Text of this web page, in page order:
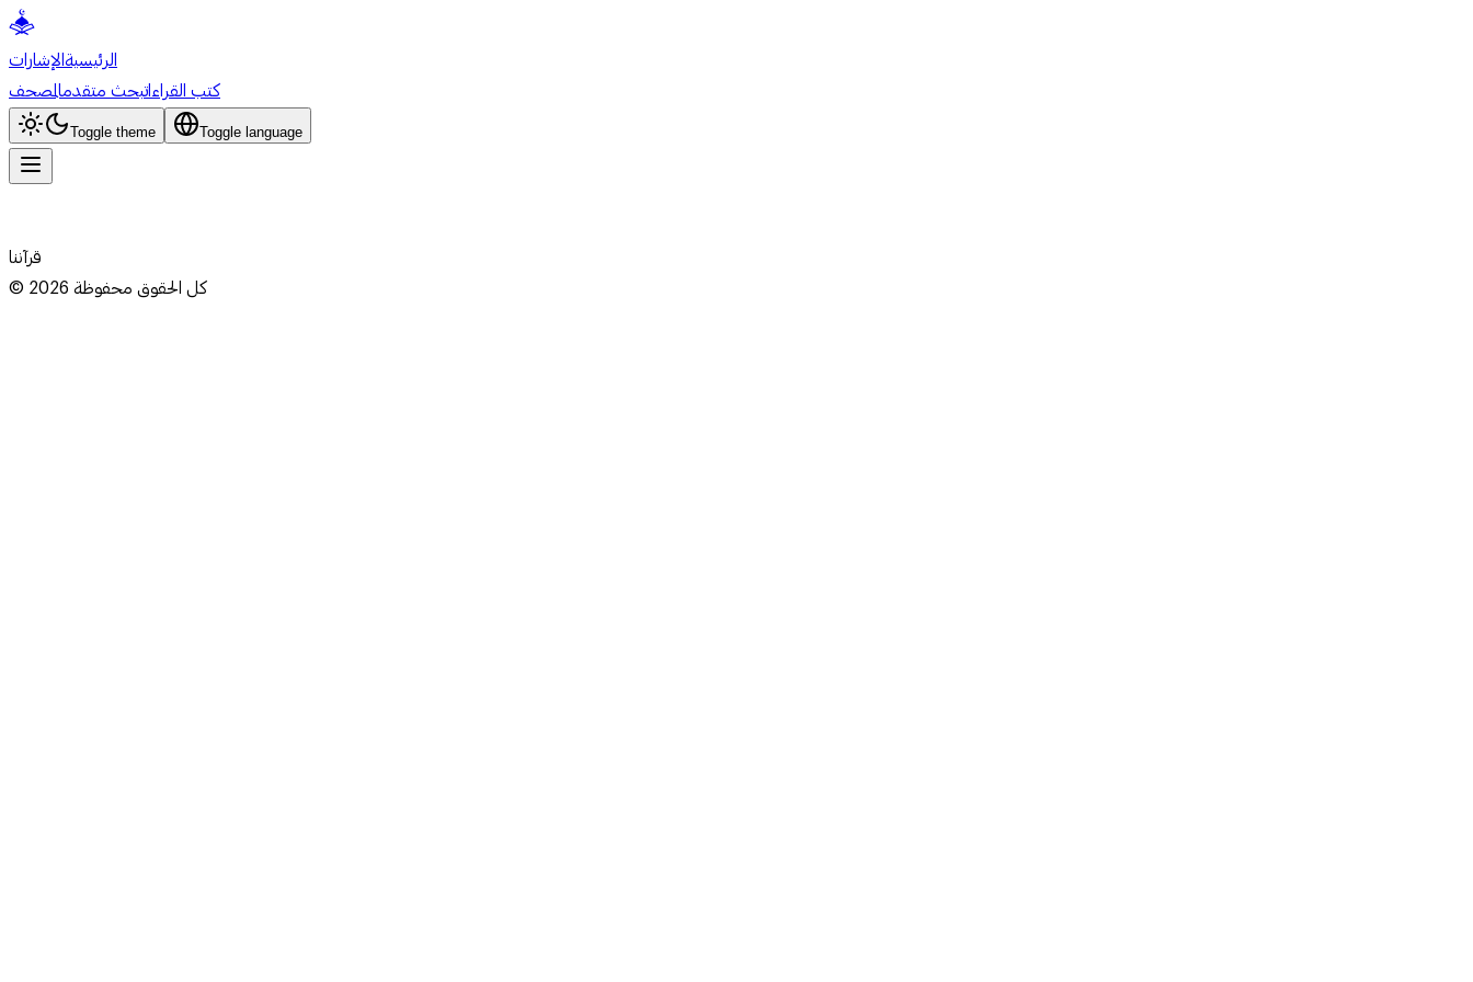
الرئيسيةالإشارات
كتب القراءاتبحث متقدمالمصحف
Toggle theme Toggle language
قرآننا
© 2026كل الحقوق محفوظة